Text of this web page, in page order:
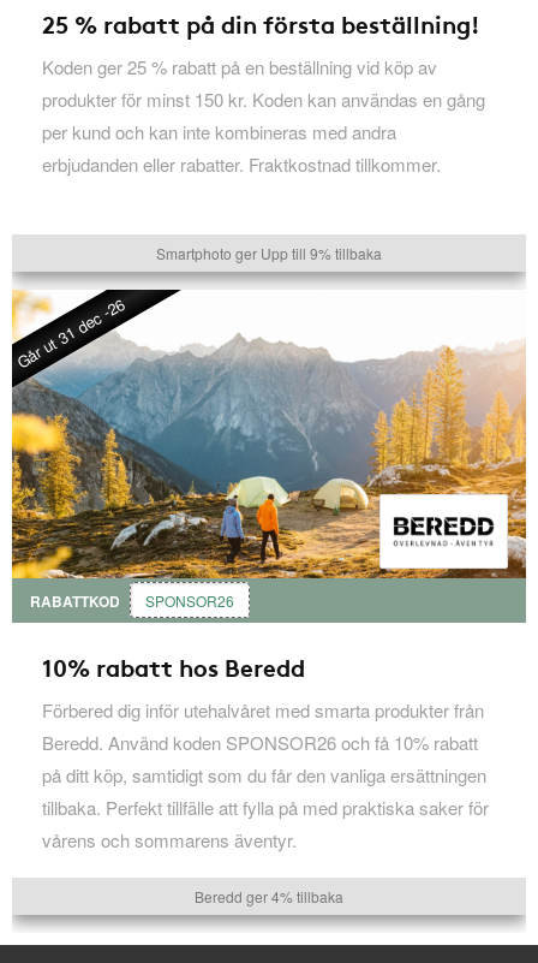
25 % rabatt på din första beställning!
Koden ger 25 % rabatt på en beställning vid köp av
produkter för minst 150 kr. Koden kan användas en gång
per kund och kan inte kombineras med andra
erbjudanden eller rabatter. Fraktkostnad tillkommer.
Smartphoto ger Upp till 9% tillbaka
Går ut 31 dec -26
RABATTKOD SPONSOR26
10% rabatt hos Beredd
Förbered dig inför utehalvåret med smarta produkter från
Beredd. Använd koden SPONSOR26 och få 10% rabatt
på ditt köp, samtidigt som du får den vanliga ersättningen
tillbaka. Perfekt tillfälle att fylla på med praktiska saker för
vårens och sommarens äventyr.
Beredd ger 4% tillbaka